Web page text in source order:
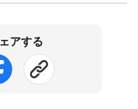
アする